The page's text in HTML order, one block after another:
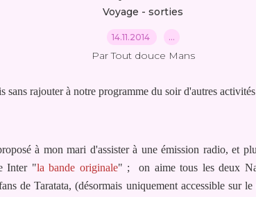
Voyage - sorties
14.11.2014 …
Par Tout douce Mans
sans rajouter à notre programme du soir d'autres
à mon mari d'assister à une émission radio, et
Inter "la bande originale" ; on aime tous les deux
de Taratata, (désormais uniquement accessible sur